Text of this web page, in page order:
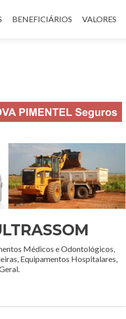
BENEFICIÁRIOS VALORES
Médicos e Odontológicos,
Equipamentos Hospitalares,